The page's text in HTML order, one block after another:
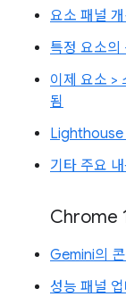
요소 패널
특정 요소의
이제 요소 >
됨
Lighthouse
기타 주요
Chrome
Gemini의
성능 패널